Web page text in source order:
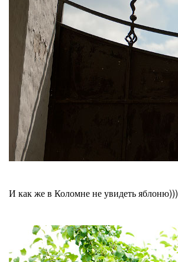
И как же в Коломне не увидеть яблоню)))